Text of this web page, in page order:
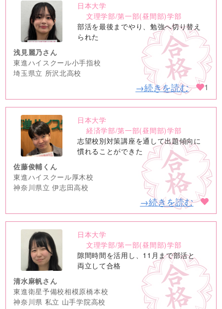
no
image
日本大学
文理学部/第一部(昼間部)学部
部活を最後までやり、勉強へ切り替え
られた
浅見麗乃さん
東進ハイスクール小手指校
埼玉県立 所沢北高校
→続きを読む 1
no
image
日本大学
経済学部/第一部(昼間部)学部
志望校別対策講座を通して出題傾向に
慣れることができた
佐藤俊輔くん
東進ハイスクール厚木校
神奈川県立 伊志田高校
→続きを読む
no
image
日本大学
文理学部/第一部(昼間部)学部
隙間時間を活用し、11月まで部活と
両立して合格
清水麻帆さん
東進衛星予備校相模原橋本校
神奈川県 私立 山手学院高校